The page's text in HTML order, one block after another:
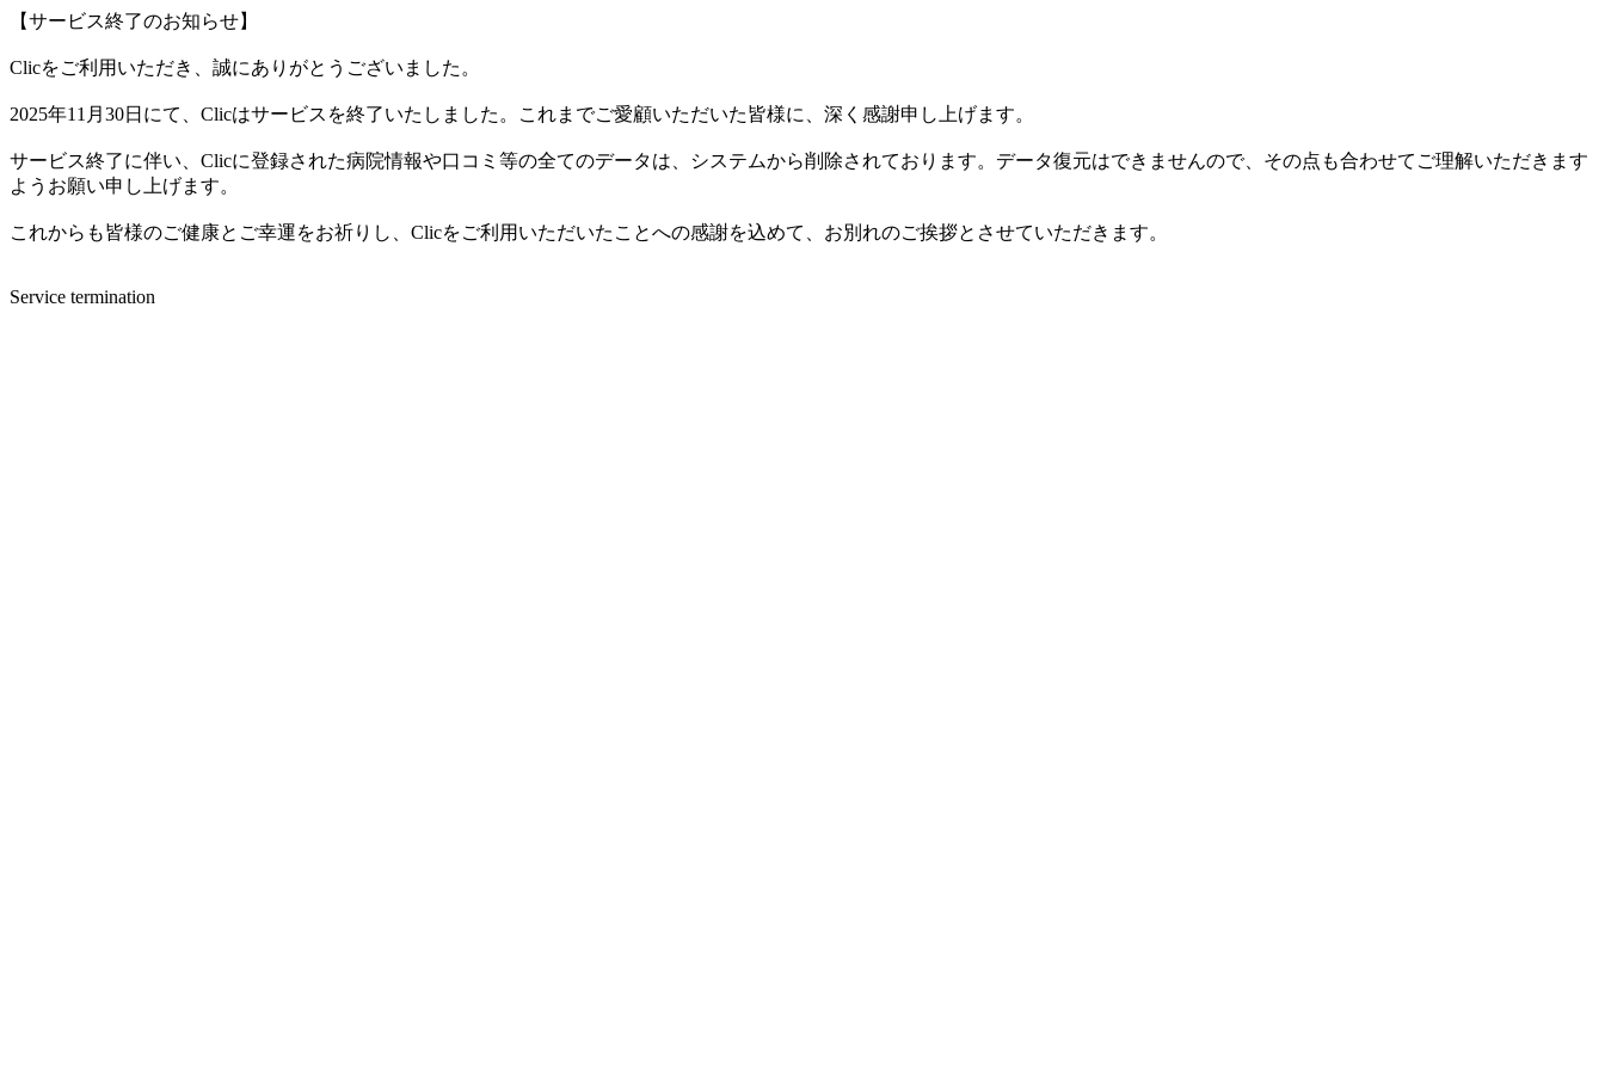
【サービス終了のお知らせ】
Clicをご利用いただき、誠にありがとうございました。
2025年11月30日にて、Clicはサービスを終了いたしました。これまでご愛顧いただいた皆様に、深く感謝申し上げます。
サービス終了に伴い、Clicに登録された病院情報や口コミ等の全てのデータは、システムから削除されております。データ復元はできませんので、その点も合わせてご理解いただきます
ようお願い申し上げます。
これからも皆様のご健康とご幸運をお祈りし、Clicをご利用いただいたことへの感謝を込めて、お別れのご挨拶とさせていただきます。
Service termination